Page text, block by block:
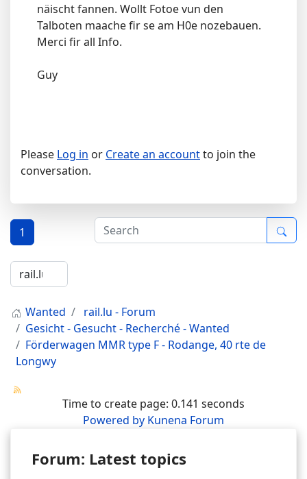
näischt fannen. Wollt Fotoe vun den
Talboten maache fir se am H0e nozebauen.
Merci fir all Info.
Guy
Please Log in or Create an accountto join the
conversation.
1
Wanted
rail.lu - Forum
Gesicht - Gesucht - Recherché - Wanted
Förderwagen MMR type F - Rodange, 40 rte de
Longwy
Time to create page: 0.141 seconds
Powered by Kunena Forum
Forum: Latest topics